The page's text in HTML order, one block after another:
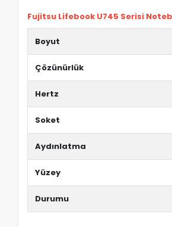
Fujitsu Lifebook U745 Serisi
Boyut
Çözünürlük
Hertz
Soket
Aydınlatma
Yüzey
Durumu